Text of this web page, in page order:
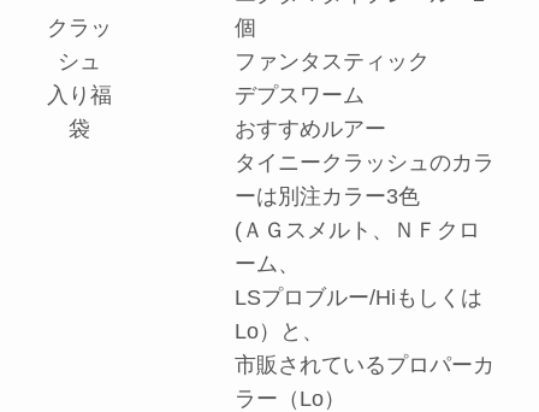
クラッ
シュ
入り福
袋
個
ファンタスティック
デプスワーム
おすすめルアー
タイニークラッシュのカラ
ーは別注カラー3色
(ＡＧスメルト、ＮＦクロ
ーム、
LSプロブルー/Hiもしくは
Lo）と、
市販されているプロパーカ
ラー（Lo）